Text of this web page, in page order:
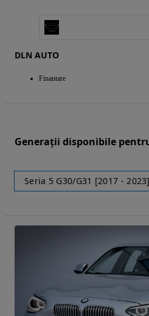
DLN AUTO
Finantare
Generații disponibile
Seria 5 G30/G31 [2017 - 2023]